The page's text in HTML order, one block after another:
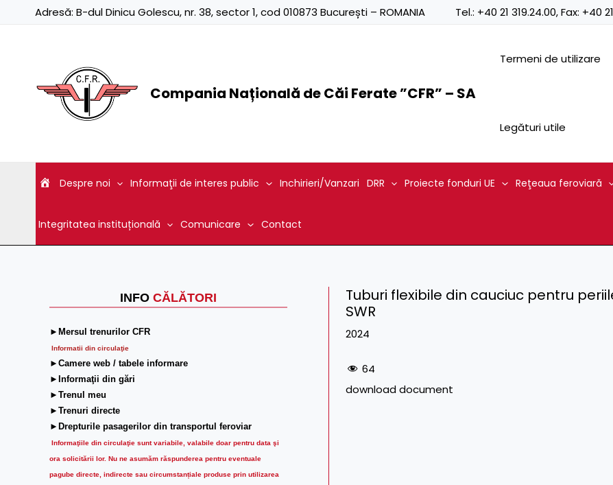
Adresă: B-dul Dinicu Golescu, nr. 38, sector 1, cod 010873 București – ROMANIA Tel.: +40 21 319.24.00, Fax: +40
Compania Națională de Căi Ferate ”CFR” – SA
Termeni de utilizare
Legături utile
Despre noi Informaţii de interes public Inchirieri/Vanzari DRR Proiecte fonduri UE Reţeaua feroviară
Integritatea instituțională Comunicare Contact
INFO CĂLĂTORI
►Mersul trenurilor CFR
Informatii din circulaţie
►Camere web / tabele informare
►Informaţii din gări
►Trenul meu
►Trenuri directe
►Drepturile pasagerilor din transportul feroviar
Informaţiile din circulaţie sunt variabile, valabile doar pentru data şi
ora solicitării lor. Nu ne asumăm răspunderea pentru eventuale
pagube directe, indirecte sau circumstanțiale produse prin utilizarea
Tuburi flexibile din cauciuc pentru
SWR
2024
64
download document